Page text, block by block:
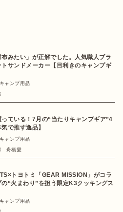
みたい」が正解でした。人気職人ブラ
トサンドメーカー【目利きのキャンプギ
キャンプ用品
っている！7月の“当たりキャンプギア”4
で推す逸品】
キャンプ用品
舟橋愛
トヨトミ「GEAR MISSION」がコラ
“火まわり”を担う限定K3クッキングス
キャンプ用品